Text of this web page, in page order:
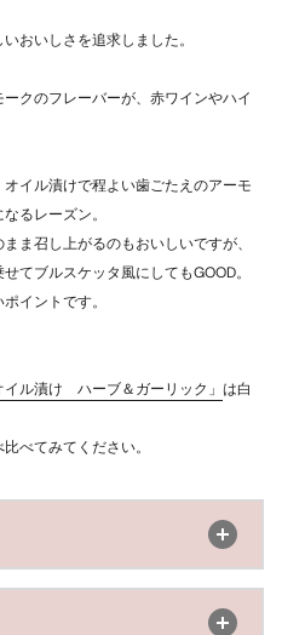
おいしさを追求しました。
クのフレーバーが、赤ワインやハイ
イル漬けで程よい歯ごたえのアーモ
るレーズン。
ま召し上がるのもおいしいですが、
てブルスケッタ風にしてもGOOD。
イントです。
イル漬け ハーブ＆ガーリック」 は白
べてみてください。